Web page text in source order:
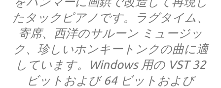
たタックピアノです。ラグタイム、
寄席、西洋のサルーン ミュージッ
ク、珍しいホンキートンクの曲に適
しています。Windows 用の VST 32
ビットおよび 64 ビットおよび